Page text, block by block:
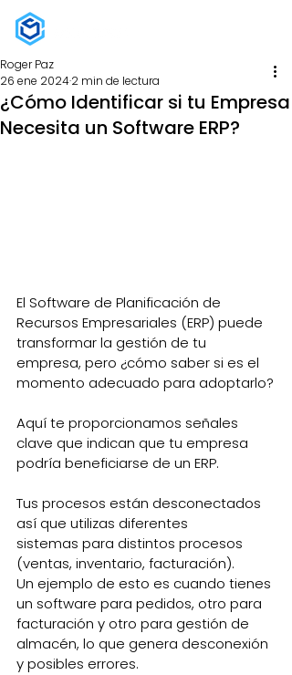
¿Cómo Identificar si tu Empresa
Necesita un Software ERP?
Roger Paz
26 ene 20242 min de lectura
El Software de Planificación de
Recursos Empresariales (ERP) puede
transformar la gestión de tu
empresa, pero ¿cómo saber si es el
momento adecuado para adoptarlo?
Aquí te proporcionamos señales
clave que indican que tu empresa
podría beneficiarse de un ERP.
Tus procesos están desconectados
así que utilizas diferentes
sistemas para distintos procesos
(ventas, inventario, facturación).
Un ejemplo de esto es cuando tienes
un software para pedidos, otro para
facturación y otro para gestión de
almacén, lo que genera desconexión
y posibles errores.